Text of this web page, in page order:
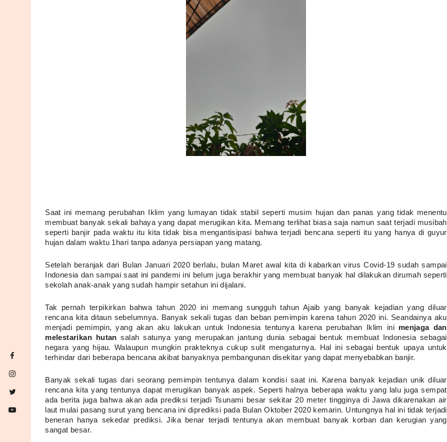
Saat ini memang perubahan Iklim yang lumayan tidak stabil seperti musim hujan dan panas yang tidak menentu
membuat banyak sekali bahaya yang dapat merugikan kita. Memang terlihat biasa saja namun saat terjadi musibah
seperti banjir pada waktu itu kita tidak bisa mengantisipasi bahwa terjadi bencana seperti itu yang hanya di guyur
hujan dalam waktu 1hari tanpa adanya persiapan yang matang.
Setelah beranjak dari Bulan Januari 2020 berlalu, bulan Maret awal kita di kabarkan virus Covid-19 sudah sampai
Indonesia dan sampai saat ini pandemi ini belum juga berakhir yang membuat banyak hal dilakukan dirumah seperti
sekolah anak-anak yang sudah hampir setahun ini dijalani.
Tak pernah terpikirkan bahwa tahun 2020 ini memang sungguh tahun Ajaib yang banyak kejadian yang diluar
rencana kita ditaun sebelumnya. Banyak sekali tugas dan beban pemimpin karena tahun 2020 ini. Seandainya aku
menjadi pemimpin, yang akan aku lakukan untuk Indonesia tentunya karena perubahan Iklim ini menjaga dan
melestarikan hutan salah satunya yang merupakan jantung dunia sebagai bentuk membuat Indonesia sebagai
negara yang hijau. Walaupun mungkin prakteknya cukup sulit mengaturnya. Hal ini sebagai bentuk upaya untuk
terhindar dari beberapa bencana akibat banyaknya pembangunan disekitar yang dapat menyebabkan banjir.
Banyak sekali tugas dari seorang pemimpin tentunya dalam kondisi saat ini. Karena banyak kejadian unik diluar
rencana kita yang tentunya dapat merugikan banyak aspek. Seperti halnya beberapa waktu yang lalu juga sempat
ada berita juga bahwa akan ada prediksi terjadi Tsunami besar sekitar 20 meter tingginya di Jawa dikarenakan air
laut mulai pasang surut yang bencana ini diprediksi pada Bulan Oktober 2020 kemarin. Untungnya hal ini tidak terjadi
beneran hanya sekedar prediksi. Jika benar terjadi tentunya akan membuat banyak korban dan kerugian yang
sangat besar.